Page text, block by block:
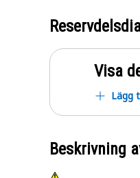
Visa
Lägg
Beskrivning